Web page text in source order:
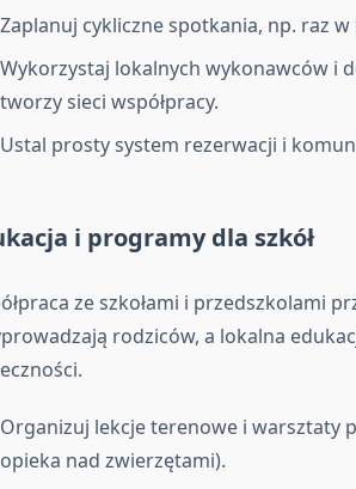
Zaplanuj cykliczne spotkania, np. raz
Wykorzystaj lokalnych wykonawców i
tworzy sieci współpracy.
Ustal prosty system rezerwacji i
i programy dla szkół
ze szkołami i przedszkolami
rodziców, a lokalna
Organizuj lekcje terenowe i warsztaty
opieka nad zwierzętami).